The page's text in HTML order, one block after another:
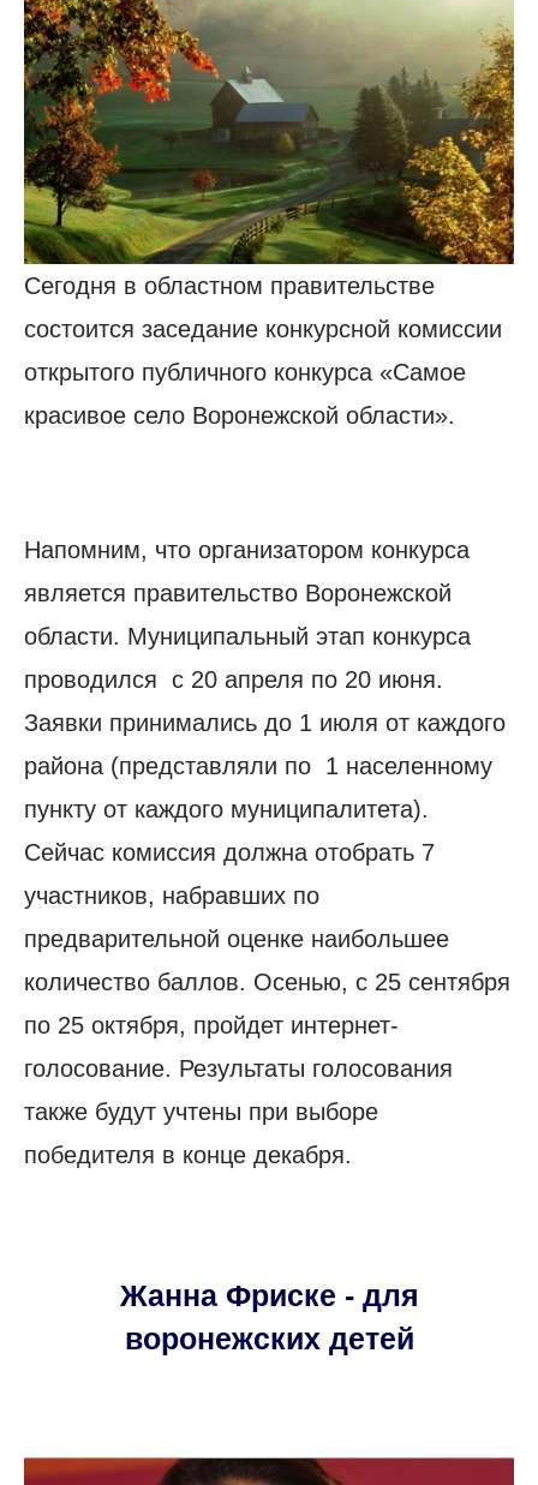
Сегодня в областном правительстве
состоится заседание конкурсной комиссии
открытого публичного конкурса «Самое
красивое село Воронежской области».
Напомним, что организатором конкурса
является правительство Воронежской
области. Муниципальный этап конкурса
проводился с 20 апреля по 20 июня.
Заявки принимались до 1 июля от каждого
района (представляли по 1 населенному
пункту от каждого муниципалитета).
Сейчас комиссия должна отобрать 7
участников, набравших по
предварительной оценке наибольшее
количество баллов. Осенью, с 25 сентября
по 25 октября, пройдет интернет-
голосование. Результаты голосования
также будут учтены при выборе
победителя в конце декабря.
Жанна Фриске - для
воронежских детей